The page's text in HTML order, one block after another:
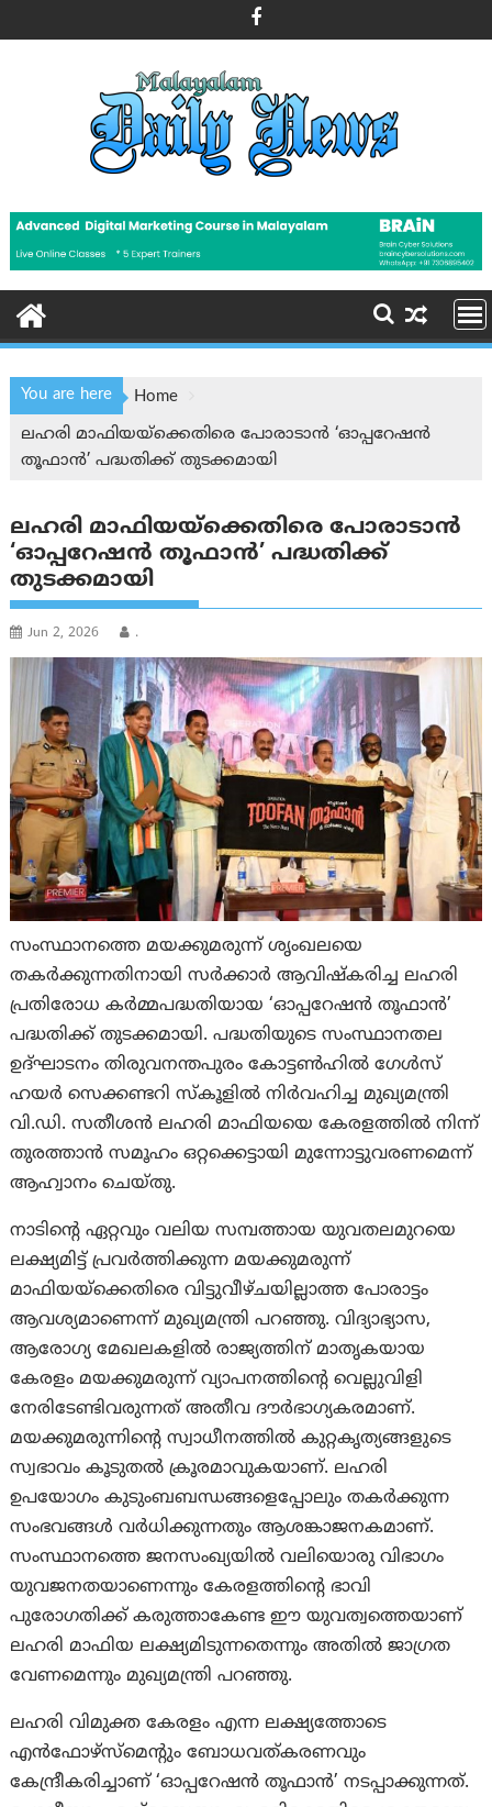
to
You are here
Home
ലഹരി മാഫിയയ്ക്കെതിരെ പോരാടാന്‍ ‘ഓപ്പറേഷൻ
തൂഫാൻ’ പദ്ധതിക്ക് തുടക്കമായി
ലഹരി മാഫിയയ്ക്കെതിരെ പോരാടാന്‍
‘ഓപ്പറേഷൻ തൂഫാൻ’ പദ്ധതിക്ക്
തുടക്കമായി
Jun 2, 2026 .
സംസ്ഥാനത്തെ മയക്കുമരുന്ന് ശൃംഖലയെ
തകർക്കുന്നതിനായി സർക്കാർ ആവിഷ്‌കരിച്ച ലഹരി
പ്രതിരോധ കർമ്മപദ്ധതിയായ ‘ഓപ്പറേഷൻ തൂഫാൻ’
പദ്ധതിക്ക് തുടക്കമായി. പദ്ധതിയുടെ സംസ്ഥാനതല
ഉദ്ഘാടനം തിരുവനന്തപുരം കോട്ടൺഹിൽ ഗേൾസ്
ഹയർ സെക്കണ്ടറി സ്‌കൂളിൽ നിർവഹിച്ച മുഖ്യമന്ത്രി
വി.ഡി. സതീശൻ ലഹരി മാഫിയയെ കേരളത്തിൽ നിന്ന്
തുരത്താൻ സമൂഹം ഒറ്റക്കെട്ടായി മുന്നോട്ടുവരണമെന്ന്
ആഹ്വാനം ചെയ്തു.
നാടിന്റെ ഏറ്റവും വലിയ സമ്പത്തായ യുവതലമുറയെ
ലക്ഷ്യമിട്ട് പ്രവർത്തിക്കുന്ന മയക്കുമരുന്ന്
മാഫിയയ്ക്കെതിരെ വിട്ടുവീഴ്ചയില്ലാത്ത പോരാട്ടം
ആവശ്യമാണെന്ന് മുഖ്യമന്ത്രി പറഞ്ഞു. വിദ്യാഭ്യാസ,
ആരോഗ്യ മേഖലകളിൽ രാജ്യത്തിന് മാതൃകയായ
കേരളം മയക്കുമരുന്ന് വ്യാപനത്തിന്റെ വെല്ലുവിളി
നേരിടേണ്ടിവരുന്നത് അതീവ ദൗർഭാഗ്യകരമാണ്.
മയക്കുമരുന്നിന്റെ സ്വാധീനത്തിൽ കുറ്റകൃത്യങ്ങളുടെ
സ്വഭാവം കൂടുതൽ ക്രൂരമാവുകയാണ്. ലഹരി
ഉപയോഗം കുടുംബബന്ധങ്ങളെപ്പോലും തകർക്കുന്ന
സംഭവങ്ങൾ വർധിക്കുന്നതും ആശങ്കാജനകമാണ്.
സംസ്ഥാനത്തെ ജനസംഖ്യയിൽ വലിയൊരു വിഭാഗം
യുവജനതയാണെന്നും കേരളത്തിന്റെ ഭാവി
പുരോഗതിക്ക് കരുത്താകേണ്ട ഈ യുവത്വത്തെയാണ്
ലഹരി മാഫിയ ലക്ഷ്യമിടുന്നതെന്നും അതിൽ ജാഗ്രത
വേണമെന്നും മുഖ്യമന്ത്രി പറഞ്ഞു.
ലഹരി വിമുക്ത കേരളം എന്ന ലക്ഷ്യത്തോടെ
എൻഫോഴ്‌സ്‌മെന്റും ബോധവത്കരണവും
കേന്ദ്രീകരിച്ചാണ് ‘ഓപ്പറേഷൻ തൂഫാൻ’ നടപ്പാക്കുന്നത്.